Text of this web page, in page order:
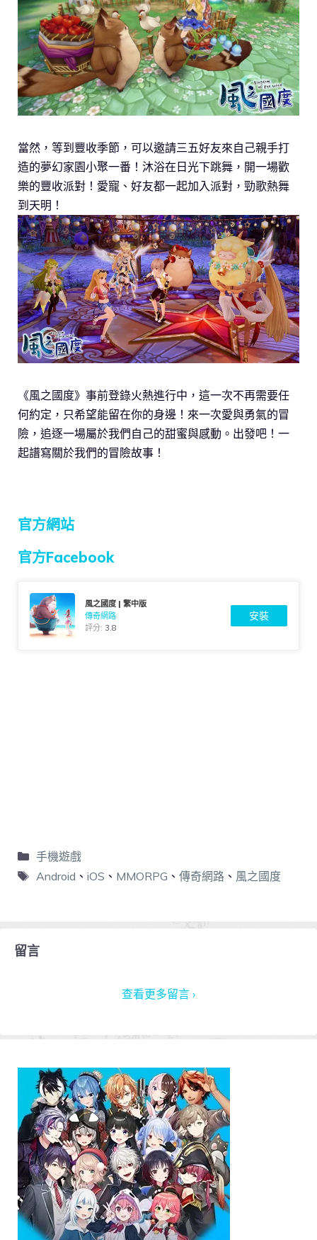
當然，等到豐收季節，可以邀請三五好友來自己親手打
造的夢幻家園小聚一番！沐浴在日光下跳舞，開一場歡
樂的豐收派對！愛寵、好友都一起加入派對，勁歌熱舞
到天明！
《風之國度》事前登錄火熱進行中，這一次不再需要任
何約定，只希望能留在你的身邊！來一次愛與勇氣的冒
險，追逐一場屬於我們自己的甜蜜與感動。出發吧！一
起譜寫關於我們的冒險故事！
官方網站
官方Facebook
風之國度 | 繁中版
傳奇網路
評分: 3.8
安裝
手機遊戲
Android 、 iOS 、 MMORPG 、 傳奇網路、 風之國度
留言
查看更多留言 ›